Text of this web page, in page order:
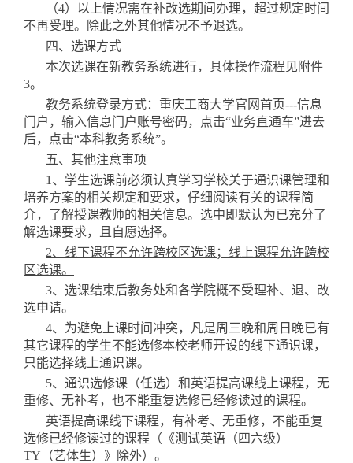
（4） 以上情况需在补改选期间办理，超过规定时间
不再受理。除此之外其他情况不予退选。
四、选课方式
本次选课在新教务系统进行，具体操作流程见附件
3。
教务系统登录方式：重庆工商大学官网首页---信息
门户，输入信息门户账号密码，
点击“业务直通车”进去
后， 点击“本科教务系统”。
五、其他注意事项
1、学生选课前必须认真学习学校关于通识课管理和
培养方案的相关规定和要求，仔细阅读有关的课程简
介，了解授课教师的相关信息。选中即默认为已充分了
解选课要求，且自愿选择。
2、线下课程不允许跨校区选课；线上课程允许跨校
区选课。
3、选课结束后教务处和各学院概不受理补、退、改
选申请。
4、为避免上课时间冲突，凡是周三晚和周日晚已有
其它课程的学生不能选修本校老师开设的线下通识课，
只能选择线上通识课。
5、通识选修课 （任选） 和英语提高课线上课程，无
重修、无补考，也不能重复选修已经修读过的课程。
英语提高课线下课程，有补考、无重修，不能重复
选修已经修读过的课程 （《测试英语（四六级）
TY（艺体生） 》 除外） 。